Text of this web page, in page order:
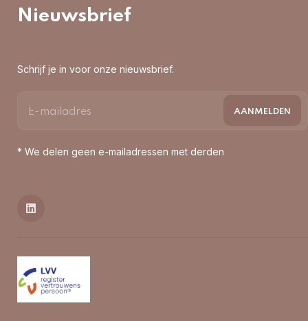
Nieuwsbrief
Schrijf je in voor onze nieuwsbrief.
* We delen geen e-mailadressen met derden